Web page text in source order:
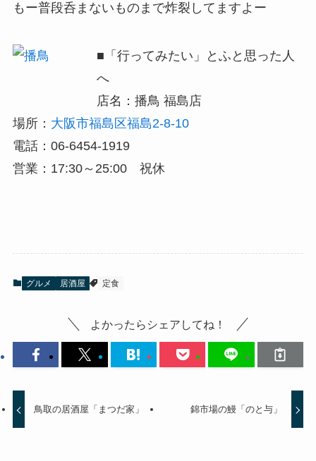
もー普段呑まないものまで炸裂してますよー
■「行ってみたい」とふと思った人
へ
店名：播鳥 福島店
場所： 大阪市福島区福島2-8-10
電話：06-6454-1919
営業：17:30～25:00 祝休
グルメ 居酒屋 定食
よかったらシェアしてね！
鳥取の居酒屋「まつだ家」 錦市場の鰻「のと与」